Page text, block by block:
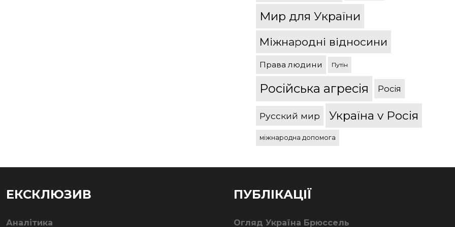
Мир для України
Міжнародні відносини
Права людини Путін
Російська агресія Росія
Русский мир Україна v Росія
міжнародна допомога
ЕКСКЛЮЗИВ
Аналітика
ПУБЛІКАЦІЇ
Огляд Україна Брюссель